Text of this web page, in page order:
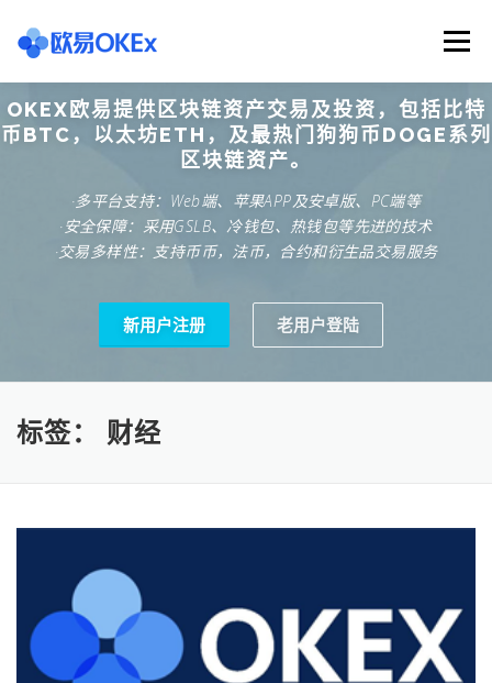
content
Menu
欧意交易所 关于欧意OKX 欧意APP下载
欧意注册网址 欧意交易下载 欧意团队
OKEX欧易提供区块链资产交易及投资，包括比特
币BTC，以太坊ETH，及最热门狗狗币DOGE系列
区块链资产。
·多平台支持：Web端、苹果APP及安卓版、PC端等
·安全保障：采用GSLB、冷钱包、热钱包等先进的技术
·交易多样性：支持币币，法币，合约和衍生品交易服务
新用户注册 老用户登陆
标签： 财经